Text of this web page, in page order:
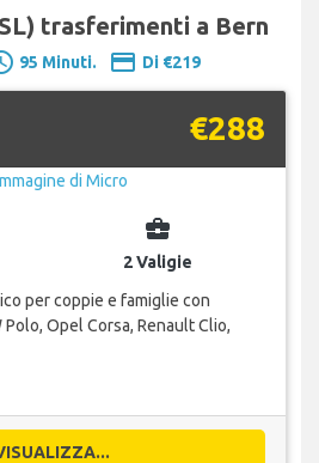
trasferimenti a Bern
95 Minuti. payment Di €219
€288
business_center
2 Valigie
per coppie e famiglie con
Opel Corsa, Renault Clio,